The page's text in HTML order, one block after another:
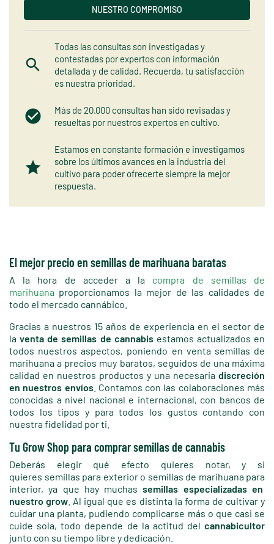
NUESTRO COMPROMISO
Todas las consultas son investigadas y
contestadas por expertos con información
detallada y de calidad. Recuerda, tu satisfacción
es nuestra prioridad.
Más de 20.000 consultas han sido revisadas y
resueltas por nuestros expertos en cultivo.
Estamos en constante formación e investigamos
sobre los últimos avances en la industria del
cultivo para poder ofrecerte siempre la mejor
respuesta.
El mejor precio en semillas de marihuana baratas
A la hora de acceder a la compra de semillas de
marihuana proporcionamos la mejor de las calidades de
todo el mercado cannábico.
Gracias a nuestros 15 años de experiencia en el sector de
laventa de semillas de cannabisestamos actualizados en
todos nuestros aspectos, poniendo en venta semillas de
marihuana a precios muy baratos, seguidos de una máxima
calidad en nuestros productos y una necesaria discreción
en nuestros envíos. Contamos con las colaboraciones más
conocidas a nivel nacional e internacional, con bancos de
todos los tipos y para todos los gustos contando con
nuestra fidelidad por ti.
Tu Grow Shop para comprar semillas de cannabis
Deberás elegir qué efecto quieres notar, y si
quieres semillas para exterior o semillas de marihuana para
interior, ya que hay muchassemillas especializadas en
nuestro grow . Al igual que es distinta la forma de cultivar y
cuidar una planta, pudiendo complicarse más o que casi se
cuide sola, todo depende de la actitud del cannabicultor
junto con su tiempo libre y dedicación.